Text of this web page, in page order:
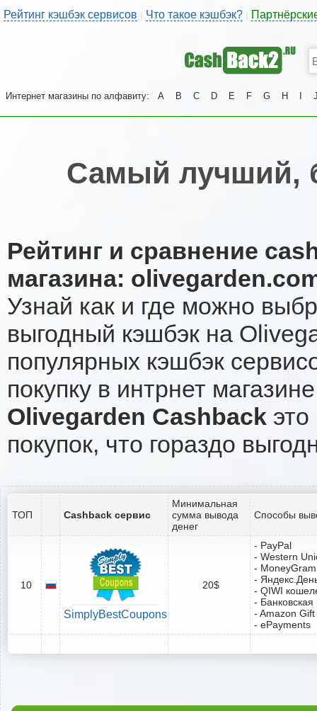
Рейтинг кэшбэк сервисов | Что такое кэшбэк?
Интернет магазины по алфавиту: A B C D E F G H
Самый лучший,
Рейтинг и сравнение
магазина:
Узнай как и где можно
выгодный кэшбэк на
популярных кэшбэк
покупку в интрнет
Olivegarden Cashback
покупок, что гораздо
ТОП Cashback сервис
Минимальная
сумма вывода
денег
Способы
10
SimplyBestCoupons
20$
- PayPal
- Western
- MoneyGram
-
- QIWI
-
- Amazon
- ePayments